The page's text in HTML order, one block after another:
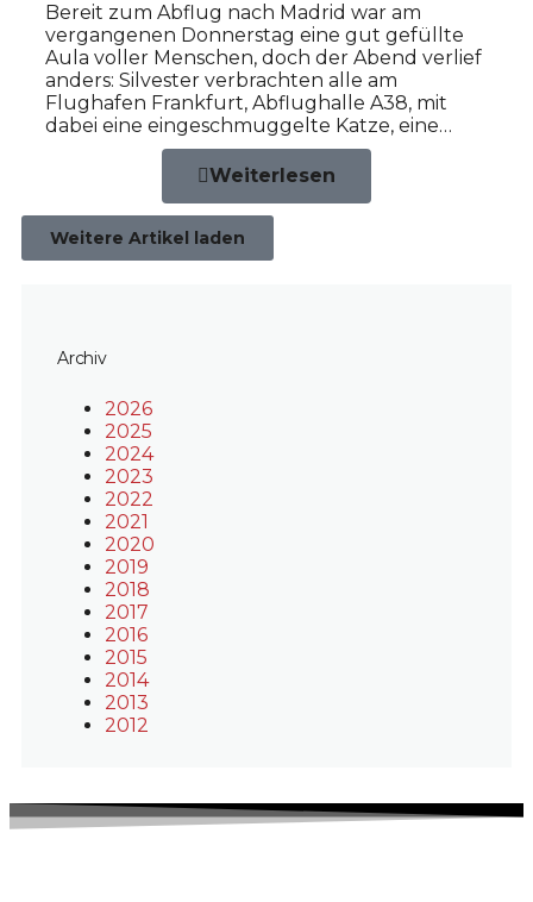
Bereit zum Abflug nach Madrid war am
vergangenen Donnerstag eine gut gefüllte
Aula voller Menschen, doch der Abend verlief
anders: Silvester verbrachten alle am
Flughafen Frankfurt, Abflughalle A38, mit
dabei eine eingeschmuggelte Katze, eine…
Weiterlesen
Weitere Artikel laden
Archiv
2026
2025
2024
2023
2022
2021
2020
2019
2018
2017
2016
2015
2014
2013
2012